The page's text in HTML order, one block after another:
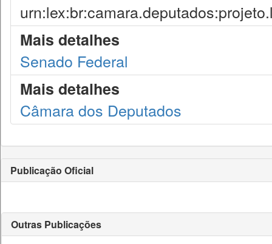
Mais detalhes
Senado Federal
Mais detalhes
Câmara dos Deputados
Publicação Oficial
Outras Publicações